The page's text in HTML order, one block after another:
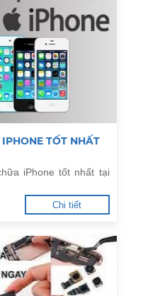
TỐT NHẤT
iPhone tốt nhất tại
Chi tiết